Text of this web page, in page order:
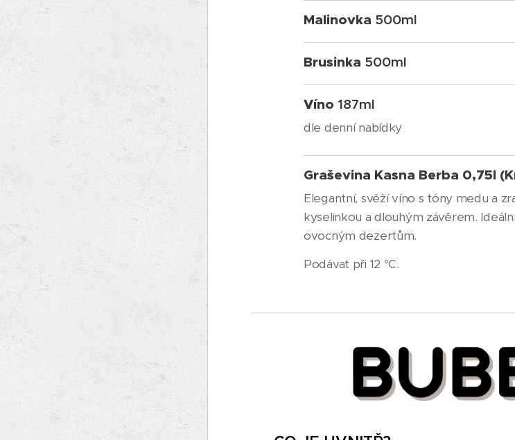
Malinovka 500ml
Brusinka 500ml
Víno 187ml
dle denní nabídky
Graševina Kasna Berba 0,75l
Elegantní, svěží víno s tóny medu a
kyselinkou a dlouhým závěrem.
ovocným dezertům.
Podávat při 12 °C.